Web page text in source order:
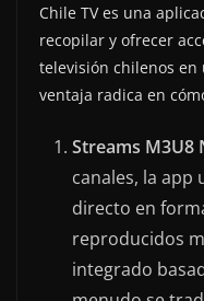
Chile TV es una
recopilar y ofrecer
televisión chilenos
ventaja radica en
Streams M3U8
canales, la app
directo en
reproducidos
integrado